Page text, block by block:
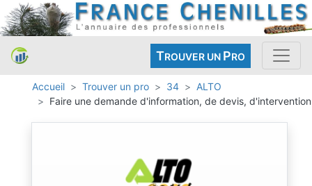
TROUVER UN PRO
Accueil Trouver un pro 34
ALTO
Faire une demande d'information, de devis, d'intervention